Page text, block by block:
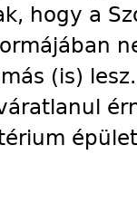
hogy a
(is)